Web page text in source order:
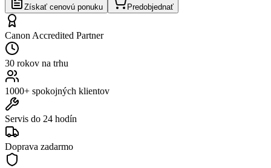
Získať cenovú ponuku Predobjednať
Canon Accredited Partner
30 rokov na trhu
1000+ spokojných klientov
Servis do 24 hodín
Doprava zadarmo